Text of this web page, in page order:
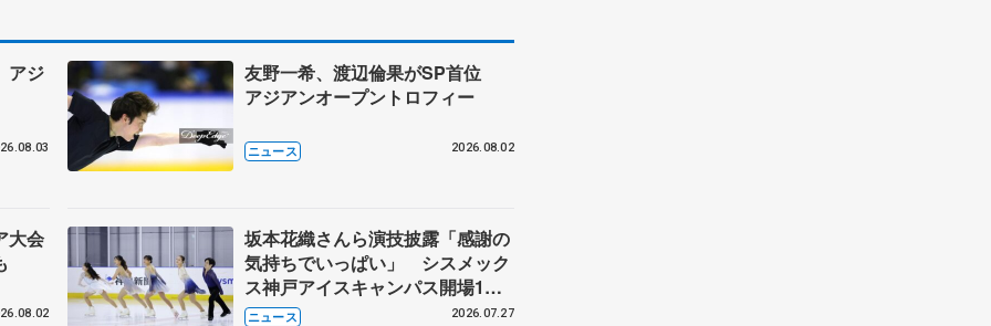
アジ
友野一希、渡辺倫果がSP首位
アジアンオープントロフィー
ニュース 2026.08.02
大会
坂本花織さんら演技披露「感謝の
気持ちでいっぱい」 シスメック
ス神戸アイスキャンパス開場1周
年イベント
ニュース 2026.07.27